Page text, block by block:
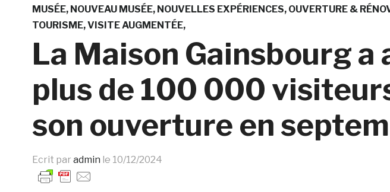
MUSÉE NOUVEAU MUSÉE NOUVELLES EXPÉRIENCES OUVERTURE &
TOURISME VISITE AUGMENTÉE
La Maison Gainsbourg a
plus de 100 000
son ouverture en
Ecrit par admin le 10/12/2024